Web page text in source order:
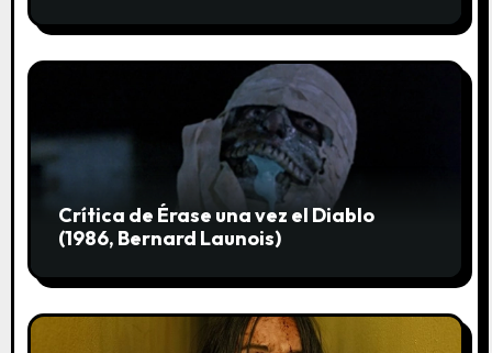
a
Crítica de Érase una vez el Diablo
(1986, Bernard Launois)